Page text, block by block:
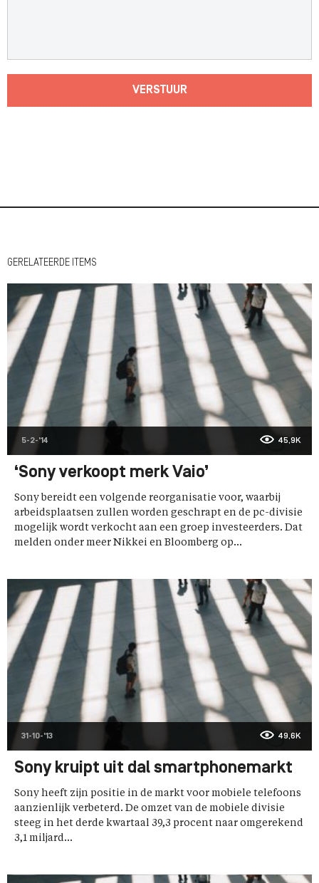
VERSTUUR
GERELATEERDE ITEMS
5-2-'14 45,9K
‘Sony verkoopt merk Vaio’
Sony bereidt een volgende reorganisatie voor, waarbij
arbeidsplaatsen zullen worden geschrapt en de pc-divisie
mogelijk wordt verkocht aan een groep investeerders. Dat
melden onder meer Nikkei en Bloomberg op...
31-10-'13 49,6K
Sony kruipt uit dal smartphonemarkt
Sony heeft zijn positie in de markt voor mobiele telefoons
aanzienlijk verbeterd. De omzet van de mobiele divisie
steeg in het derde kwartaal 39,3 procent naar omgerekend
3,1 miljard...